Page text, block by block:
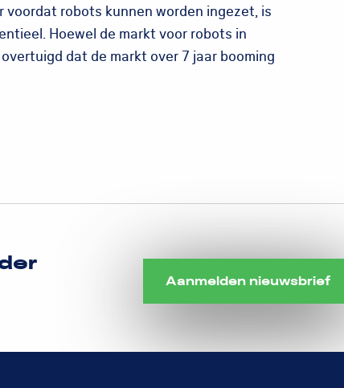
robots kunnen worden ingezet, is
Hoewel de markt voor robots in
dat de markt over 7 jaar booming
Aanmelden nieuwsbrief